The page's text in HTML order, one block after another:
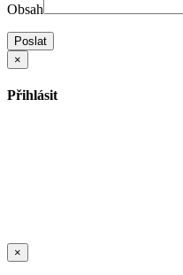
Obsah
Poslat
×
Přihlásit
×